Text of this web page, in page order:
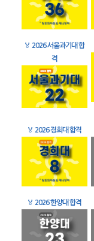
🏅 2026 서울과기대 합
격
🏅 2026 경희대 합격
🏅 2026 한양대 합격